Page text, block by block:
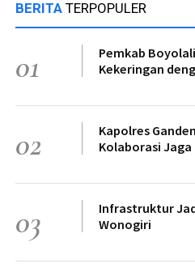
BERITA TERPOPULER
01
Pemkab
Kekeringan
02
Kapolres
Kolaborasi
03
Infrastruktur
Wonogiri